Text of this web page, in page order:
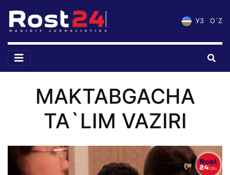
УЗ O`Z
MAKTABGACHA
TA`LIM VAZIRI